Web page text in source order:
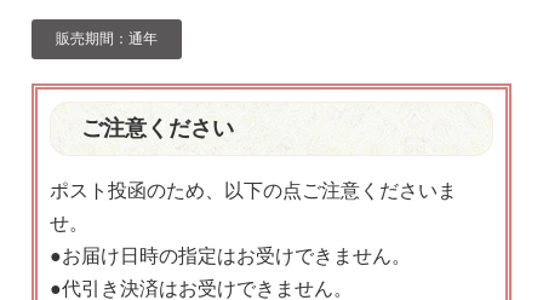
販売期間：通年
ご注意ください
ポスト投函のため、以下の点ご注意くださいま
せ。
●お届け日時の指定はお受けできません。
●代引き決済はお受けできません。